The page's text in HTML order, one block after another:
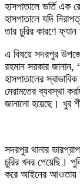
​হাসপাতালে ভর্তি এক
হাসপাতালে যদি
তার চুরির কারণে
​এ বিষয়ে সদরপুর
রহমান সরকার
হাসপাতালের
মেরামতের ব্যবস্থা
জানানো হয়েছে। খুব
​সদরপুর থানার
চুরির খবর পেয়েছি।
করে আইনের আওতায়